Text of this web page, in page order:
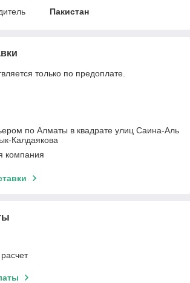
Пакистан
только по предоплате.
по Алматы в квадрате улиц Саина-Аль
Калдаякова
компания